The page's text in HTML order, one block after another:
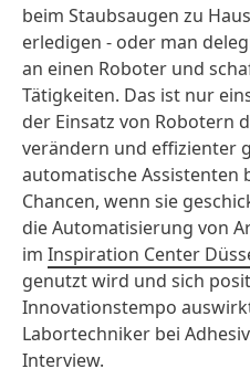
beim Staubsaugen zu
erledigen - oder man
an einen Roboter und
Tätigkeiten. Das ist nur
der Einsatz von Robotern
verändern und effizienter
automatische Assistenten
Chancen, wenn sie
die Automatisierung von
im Inspiration Center
genutzt wird und sich
Innovationstempo
Labortechniker bei
Interview.